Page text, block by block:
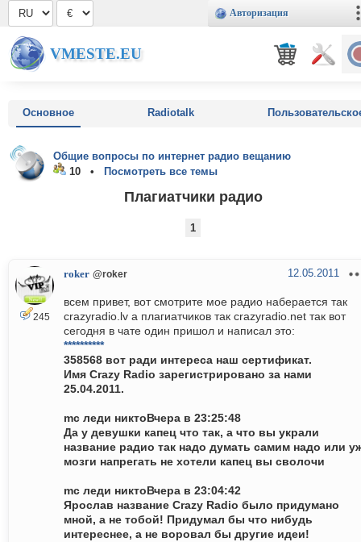
Авторизация
VMESTE.EU
Основное Radiotalk
Общие вопросы по интернет радио вещанию
10 •
Посмотреть все темы
Плагиатчики радио
1
245
roker @roker 12.05.2011
всем привет, вот смотрите мое радио наберается так
crazyradio.lv а плагиатчиков так crazyradio.net так вот
сегодня в чате один пришол и написал это:
**********
358568 вот ради интереса наш сертификат.
Имя Crazy Radio зарегистрировано за нами
25.04.2011.
mc леди никтоВчера в 23:25:48
Да у девушки капец что так, а что вы украли
название радио так надо думать самим надо или
мозги напрегать не хотели капец вы сволочи
mc леди никтоВчера в 23:04:42
Ярослав название Crazy Radio было придумано
мной, а не тобой! Придумал бы что нибудь
интереснее, а не воровал бы другие идеи!